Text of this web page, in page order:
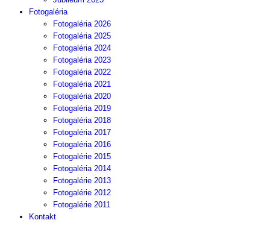
Fotogaléria
Fotogaléria 2026
Fotogaléria 2025
Fotogaléria 2024
Fotogaléria 2023
Fotogaléria 2022
Fotogaléria 2021
Fotogaléria 2020
Fotogaléria 2019
Fotogaléria 2018
Fotogaléria 2017
Fotogaléria 2016
Fotogalérie 2015
Fotogaléria 2014
Fotogalérie 2013
Fotogalérie 2012
Fotogalérie 2011
Kontakt